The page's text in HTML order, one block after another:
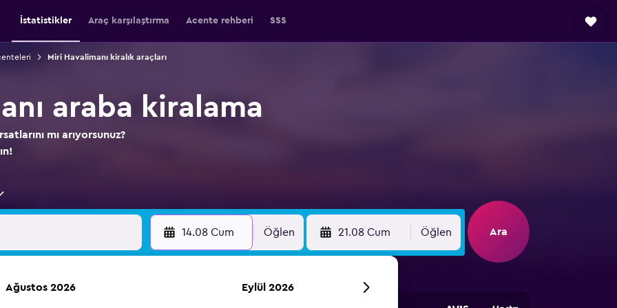
İstatistikler Araç karşılaştırma Acente rehberi SSS
Miri Havalimanı kiralık araçları
araba kiralama
mı arıyorsunuz?
14.08 Cum Öğlen 21.08 Cum Öğlen Ara
Ağustos 2026 Eylül 2026